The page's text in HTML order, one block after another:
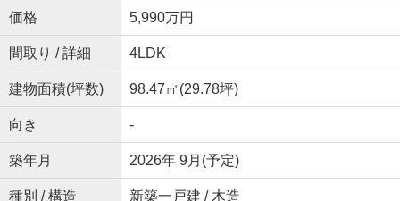
価格 5,990万円
間取り / 詳細 4LDK
建物面積(坪数) 98.47㎡(29.78坪)
向き -
築年月 2026年 9月(予定)
種別 / 構造 新築一戸建 / 木造